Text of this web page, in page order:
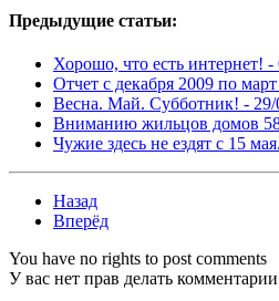
Предыдущие статьи:
Хорошо, что есть интернет! -
Отчет с декабря 2009 по
Весна. Май. Субботник! -
Вниманию жильцов домов
Чужие здесь не ездят с 15
Назад
Вперёд
You have no rights to post comments
У вас нет прав делать комментарии